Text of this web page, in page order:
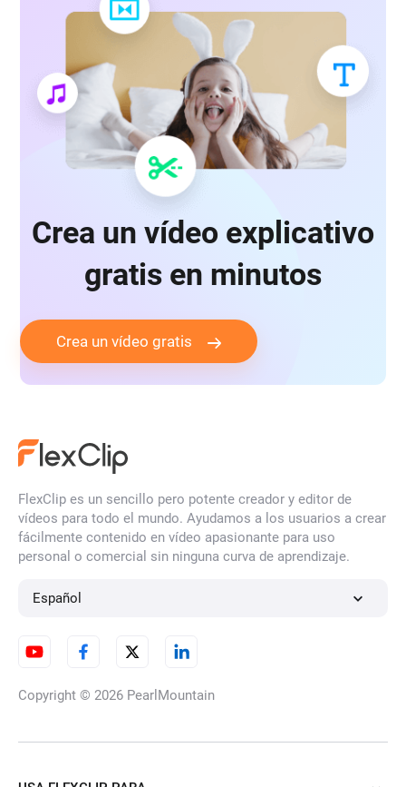
Crea un vídeo explicativo
gratis en minutos
Crea un vídeo gratis
FlexClip es un sencillo pero potente creador y editor de
vídeos para todo el mundo. Ayudamos a los usuarios a crear
fácilmente contenido en vídeo apasionante para uso
personal o comercial sin ninguna curva de aprendizaje.
Español
Copyright © 2026 PearlMountain